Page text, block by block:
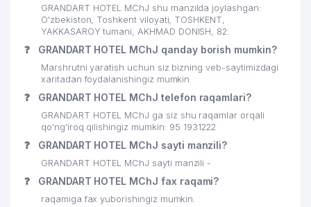
IXTISOSLASHGAN MAKTAB
23
MODDIY-TEXNIK VA HARBIY
TA'MINOTI BOSHQARMASI
808 м
24 ELEKTRTARMOQQURILISH AJ 864 м
ATROF-MUHITNI MUHOFAZA QILISH
SOHASIDA ANALITIK NAZORATGA
IXTISOSLAShGAN MARKAZI
26
MARCO POLO TRANSPORTATION
GRANDART HOTEL MChJ shu manzilda joylashgan:
O'zbekiston, Toshkent viloyati, TOSHKENT,
YAKKASAROY tumani, AKHMAD DONISH, 82.
❓ GRANDART HOTEL MChJ qanday borish mumkin?
Marshrutni yaratish uchun siz bizning veb-saytimizdagi
xaritadan foydalanishingiz mumkin
❓ GRANDART HOTEL MChJ telefon raqamlari?
GRANDART HOTEL MChJ ga siz shu raqamlar orqali
qo’ng’iroq qilishingiz mumkin: 95 1931222
❓ GRANDART HOTEL MChJ sayti manzili?
GRANDART HOTEL MChJ sayti manzili -
❓ GRANDART HOTEL MChJ fax raqami?
raqamiga fax yuborishingiz mumkin.